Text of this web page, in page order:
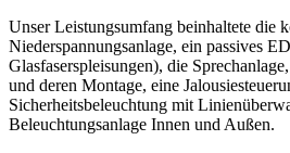
Unser Leistungsumfang beinhaltete die
Niederspannungsanlage, ein passives
Glasfaserspleisungen), die
und deren Montage, eine
Sicherheitsbeleuchtung mit
Beleuchtungsanlage Innen und Außen.